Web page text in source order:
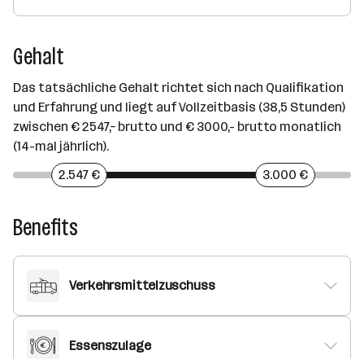
Gehalt
Das tatsächliche Gehalt richtet sich nach Qualifikation
und Erfahrung und liegt auf Vollzeitbasis (38,5 Stunden)
zwischen € 2547,– brutto und € 3000,- brutto monatlich
(14-mal jährlich).
2.547 €
3.000 €
Benefits
Verkehrsmittelzuschuss
Essenszulage